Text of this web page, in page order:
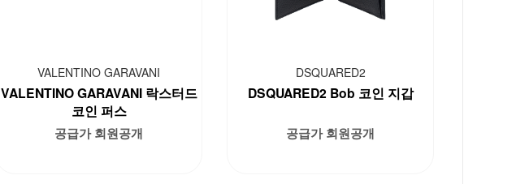
VALENTINO GARAVANI
VALENTINO GARAVANI 락스터드
코인 퍼스
공급가 회원공개
DSQUARED2
DSQUARED2 Bob 코인 지갑
공급가 회원공개